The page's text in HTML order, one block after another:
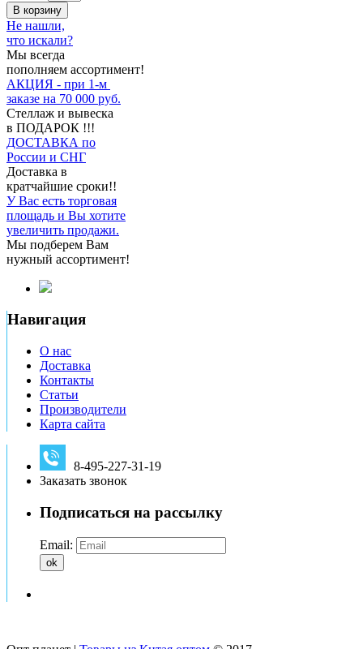
В корзину
Не нашли,
что искали?
Мы всегда
пополняем ассортимент!
АКЦИЯ - при 1-м
заказе на 70 000 руб.
Стеллаж и вывеска
в ПОДАРОК !!!
ДОСТАВКА по
России и СНГ
Доставка в
кратчайшие сроки!!
У Вас есть торговая
площадь и Вы хотите
увеличить продажи.
Мы подберем Вам
нужный ассортимент!
Навигация
О нас
Доставка
Контакты
Статьи
Производители
Карта сайта
8-495-227-31-19
Заказать звонок
Подписаться на рассылку
Email:
ok